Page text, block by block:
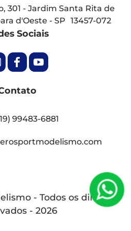
301 - Jardim Santa Rita de
d'Oeste - SP 13457-072
Sociais
99483-6881
- Todos os direitos
- 2026